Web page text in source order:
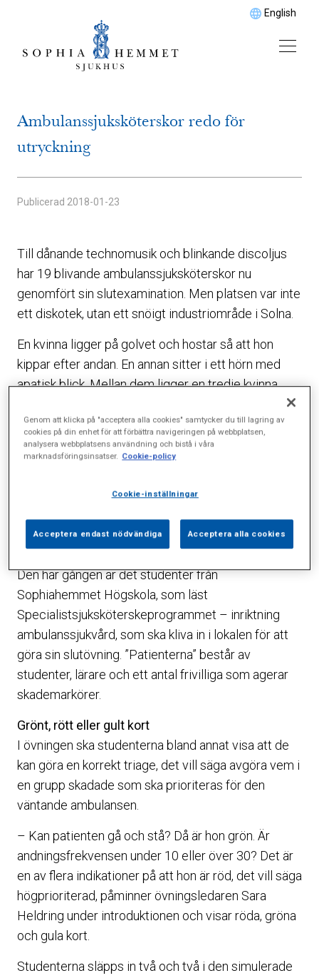
English
Ambulanssjuksköterskor redo för
utryckning
Publicerad 2018-01-23
Till dånande technomusik och blinkande discoljus
har 19 blivande ambulanssjuksköterskor nu
genomfört sin slutexamination. Men platsen var inte
ett diskotek, utan ett snöigt industriområde i Solna.
En kvinna ligger på golvet och hostar så att hon
kippar efter andan. En annan sitter i ett hörn med
apatisk blick. Mellan dem ligger en tredje kvinna
som tycks vara medvetslös. Technomusiken dunkar
obarmhärtigt och färgade spotlights flackar över
rummet. Miljön är minst sagt stressande trots att
allt är iscensatt. Lokalen är nämligen Prehospitalt
möjlighet att göra simulerade övningar inom bland
Den här gången är det studenter från
Sophiahemmet Högskola, som läst
Specialistsjuksköterskeprogrammet – inriktning
ambulanssjukvård, som ska kliva in i lokalen för att
göra sin slutövning. ”Patienterna” består av
studenter, lärare och ett antal frivilliga som agerar
skademarkörer.
Grönt, rött eller gult kort
I övningen ska studenterna bland annat visa att de
kan göra en korrekt triage, det vill säga avgöra vem i
en grupp skadade som ska prioriteras för den
väntande ambulansen.
– Kan patienten gå och stå? Då är hon grön. Är
andningsfrekvensen under 10 eller över 30? Det är
en av flera indikationer på att hon är röd, det vill säga
högprioriterad, påminner övningsledaren Sara
Heldring under introduktionen och visar röda, gröna
och gula kort.
Studenterna släpps in två och två i den simulerade
Genom att klicka på "acceptera alla cookies" samtycker du till lagring av
cookies på din enhet för att förbättra navigeringen på webbplatsen,
analysera webbplatsens användning och bistå i våra
marknadsföringsinsatser. Cookie-policy
Cookie-inställningar
Acceptera endast nödvändiga Acceptera alla cookies